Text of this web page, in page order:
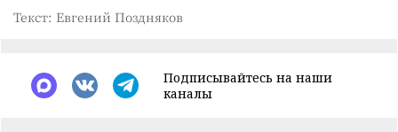
Текст: Евгений Поздняков
Подписывайтесь на наши
каналы